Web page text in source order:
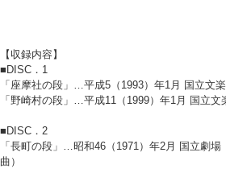
【収録内容】
■DISC．1
「座摩社の段」…平成5（1993）年1月 国立文
「野崎村の段」…平成11（1999）年1月 国立文
■DISC．2
「長町の段」…昭和46（1971）年2月 国立劇
曲）